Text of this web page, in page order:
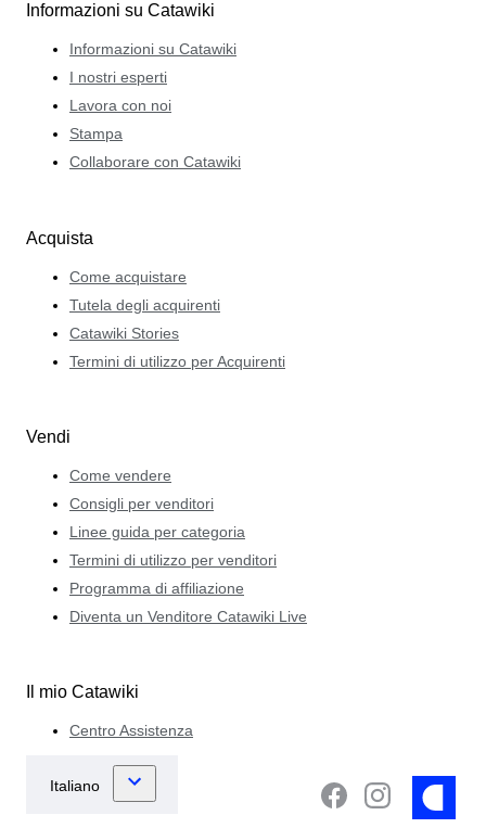
Informazioni su Catawiki
Informazioni su Catawiki
I nostri esperti
Lavora con noi
Stampa
Collaborare con Catawiki
Acquista
Come acquistare
Tutela degli acquirenti
Catawiki Stories
Termini di utilizzo per Acquirenti
Vendi
Come vendere
Consigli per venditori
Linee guida per categoria
Termini di utilizzo per venditori
Programma di affiliazione
Diventa un Venditore Catawiki Live
Il mio Catawiki
Centro Assistenza